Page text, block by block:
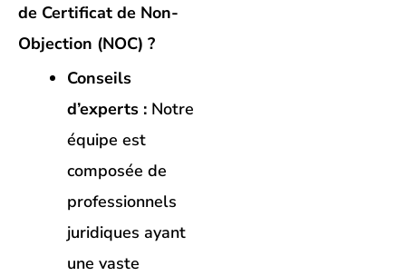
de Certificat de Non-
Objection (NOC) ?
Conseils
d’experts : Notre
équipe est
composée de
professionnels
juridiques ayant
une vaste